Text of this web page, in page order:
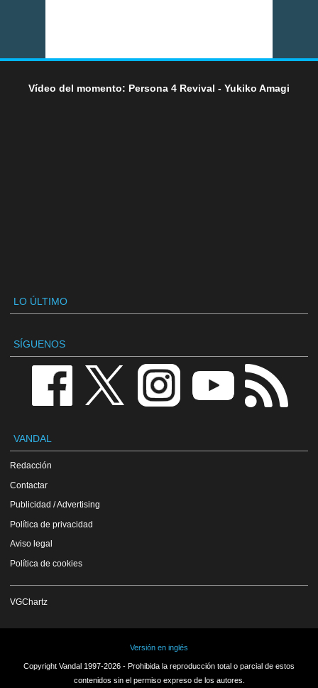
Vídeo del momento: Persona 4 Revival - Yukiko Amagi
LO ÚLTIMO
SÍGUENOS
VANDAL
Redacción
Contactar
Publicidad / Advertising
Política de privacidad
Aviso legal
Política de cookies
VGChartz
Versión en inglés
Copyright Vandal 1997-2026 - Prohibida la reproducción total o parcial de estos
contenidos sin el permiso expreso de los autores.